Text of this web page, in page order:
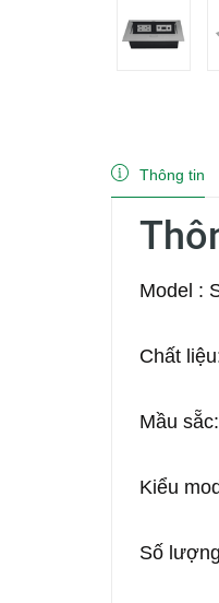
Thông tin
Model :
Chất
Mầu
Kiểu
Số